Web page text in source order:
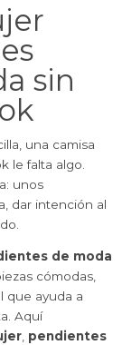
sin
una camisa
le falta algo.
unos
dar intención al
de moda
cómodas,
que ayuda a
Aquí
pendientes